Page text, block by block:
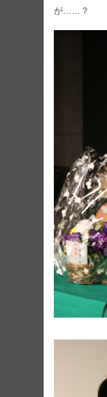
が……？